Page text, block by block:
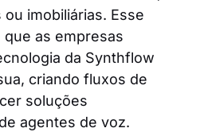
imobiliárias. Esse
as empresas
da Synthflow
criando fluxos de
soluções
agentes de voz.